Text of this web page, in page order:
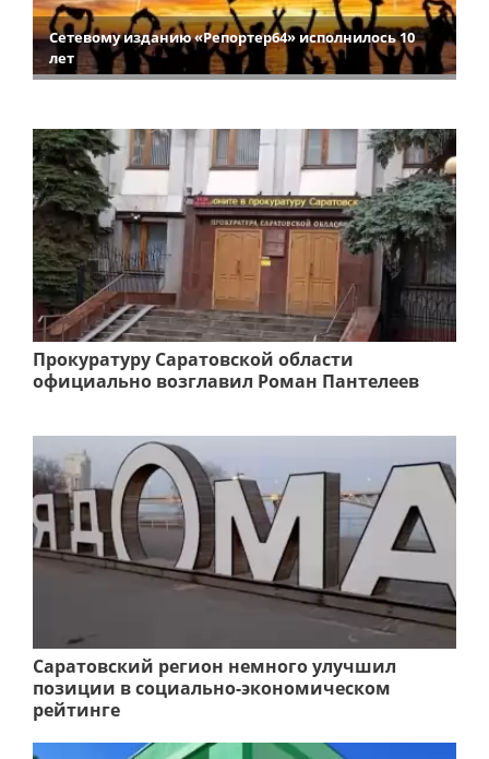
Сетевому изданию «Репортер64» исполнилось 10
лет
Прокуратуру Саратовской области
официально возглавил Роман Пантелеев
Саратовский регион немного улучшил
позиции в социально-экономическом
рейтинге